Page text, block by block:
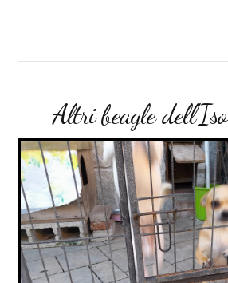
Altri beagle